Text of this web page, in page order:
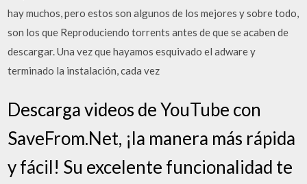
hay muchos, pero estos son algunos de los mejores y sobre todo,
son los que Reproduciendo torrents antes de que se acaben de
descargar. Una vez que hayamos esquivado el adware y
terminado la instalación, cada vez
Descarga videos de YouTube con
SaveFrom.Net, ¡la manera más rápida
y fácil! Su excelente funcionalidad te